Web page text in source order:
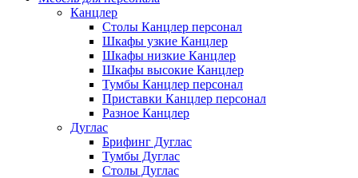
Канцлер
Столы Канцлер персонал
Шкафы узкие Канцлер
Шкафы низкие Канцлер
Шкафы высокие Канцлер
Тумбы Канцлер персонал
Приставки Канцлер персонал
Разное Канцлер
Дуглас
Брифинг Дуглас
Тумбы Дуглас
Столы Дуглас